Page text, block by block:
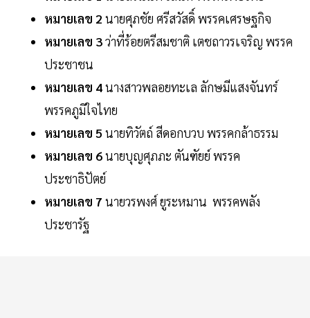
หมายเลข 2 นายศุภชัย ศรีสวัสดิ์ พรรคเศรษฐกิจ
หมายเลข 3ว่าที่ร้อยตรีสมชาติ เตชถาวรเจริญ พรรค
ประชาชน
หมายเลข 4นางสาวพลอยทะเล ลักษมีแสงจันทร์
พรรคภูมิใจไทย
หมายเลข 5 นายทิวัตถ์ สีดอกบวบ พรรคกล้าธรรม
หมายเลข 6นายบุญศุภภะ ตันฑัยย์ พรรค
ประชาธิปัตย์
หมายเลข 7 นายวรพงศ์ ยูระหมาน พรรคพลัง
ประชารัฐ